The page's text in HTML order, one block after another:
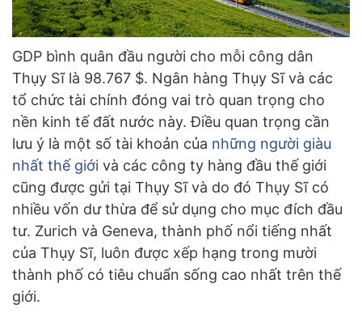
GDP bình quân đầu người cho mỗi công dân
Thụy Sĩ là 98.767 $. Ngân hàng Thụy Sĩ và các
tổ chức tài chính đóng vai trò quan trọng cho
nền kinh tế đất nước này. Điều quan trọng cần
lưu ý là một số tài khoản của những người giàu
nhất thế giới và các công ty hàng đầu thế giới
cũng được gửi tại Thụy Sĩ và do đó Thụy Sĩ có
nhiều vốn dư thừa để sử dụng cho mục đích đầu
tư. Zurich và Geneva, thành phố nổi tiếng nhất
của Thụy Sĩ, luôn được xếp hạng trong mười
thành phố có tiêu chuẩn sống cao nhất trên thế
giới.